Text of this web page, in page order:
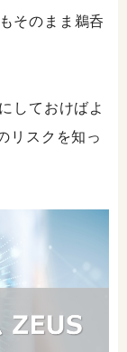
そのまま鵜呑
しておけばよ
リスクを知っ